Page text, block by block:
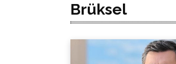
Brüksel